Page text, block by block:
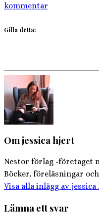
kommentar
Gilla detta:
Om jessica hjert
Nestor förlag -företaget
Böcker, föreläsningar
Visa alla inlägg av
Lämna ett svar